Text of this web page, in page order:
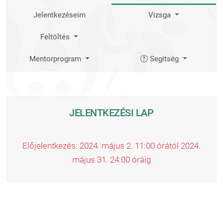
Jelentkezéseim Vizsga
Feltöltés
Mentorprogram Segítség
JELENTKEZÉSI LAP
Előjelentkezés: 2024. május 2. 11:00 órától 2024.
május 31. 24:00 óráig